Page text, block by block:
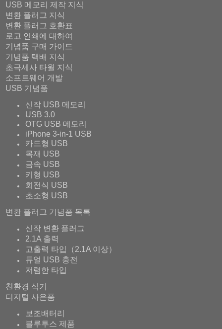
USB 메모리 제작 지식
변환 플러그 지식
변환 플러그 호환표
로고 인쇄에 대하여
기념품 구매 가이드
기념품 택배 지식
초극세사 타월 지식
소프트웨어 개발
USB 기념품
신작 USB 메모리
USB 3.0
OTG USB 메모리
iPhone 3-in-1 USB
카드형 USB
목재 USB
금속 USB
키형 USB
회전식 USB
초소형 USB
변환 플러그 기념품 목록
신작 변환 플러그
2.1A 출력
고출력 타입（2.1A 이상）
듀얼 USB 충전
저렴한 타입
친환경 식기
디지털 사은품
보조배터리
블루투스 제품